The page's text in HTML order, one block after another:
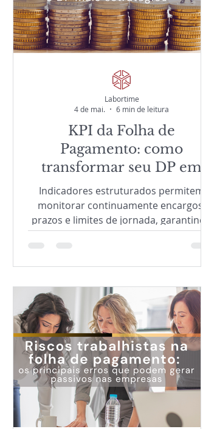
KPI da Folha de
Pagamento: como
transformar seu DP em
um centro de inteligência
financeira
Indicadores estruturados permitem
monitorar continuamente encargos,
prazos e limites de jornada, garantindo
maior controle da operação. Como
reduz riscos, evita passivos e assegura
Labortime
4 de mai.
6 min de leitura